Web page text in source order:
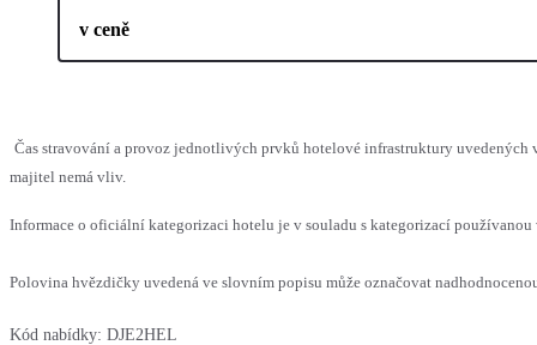
v ceně
Čas stravování a provoz jednotlivých prvků hotelové infrastruktury uvedených
majitel nemá vliv.
Informace o oficiální kategorizaci hotelu je v souladu s kategorizací
Polovina hvězdičky uvedená ve slovním popisu může označovat
Kód nabídky: DJE2HEL